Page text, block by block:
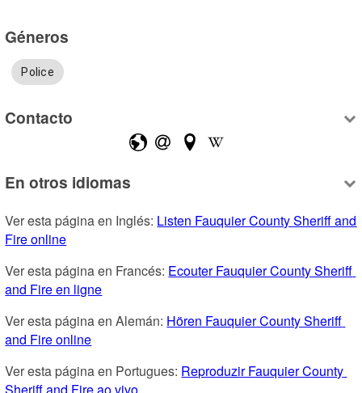
Géneros
Police
Contacto
En otros idiomas
Ver esta página en Inglés: Listen Fauquier County Sheriff and
Fire online
Ver esta página en Francés: Ecouter Fauquier County Sheriff
and Fire en ligne
Ver esta página en Alemán: Hören Fauquier County Sheriff
and Fire online
Ver esta página en Portugues: Reproduzir Fauquier County
Sheriff and Fire ao vivo